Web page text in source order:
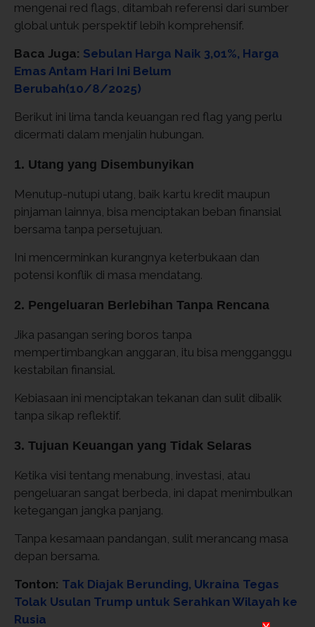
mengenai red flags, ditambah referensi dari sumber
global untuk perspektif lebih komprehensif.
Baca Juga: Sebulan Harga Naik 3,01%, Harga
Emas Antam Hari Ini Belum
Berubah(10/8/2025)
Berikut ini lima tanda keuangan red flag yang perlu
dicermati dalam menjalin hubungan.
1. Utang yang Disembunyikan
Menutup-nutupi utang, baik kartu kredit maupun
pinjaman lainnya, bisa menciptakan beban finansial
bersama tanpa persetujuan.
Ini mencerminkan kurangnya keterbukaan dan
potensi konflik di masa mendatang.
2. Pengeluaran Berlebihan Tanpa Rencana
Jika pasangan sering boros tanpa
mempertimbangkan anggaran, itu bisa mengganggu
kestabilan finansial.
Kebiasaan ini menciptakan tekanan dan sulit dibalik
tanpa sikap reflektif.
3. Tujuan Keuangan yang Tidak Selaras
Ketika visi tentang menabung, investasi, atau
pengeluaran sangat berbeda, ini dapat menimbulkan
ketegangan jangka panjang.
Tanpa kesamaan pandangan, sulit merancang masa
depan bersama.
Tonton: Tak Diajak Berunding, Ukraina Tegas
Tolak Usulan Trump untuk Serahkan Wilayah ke
Rusia